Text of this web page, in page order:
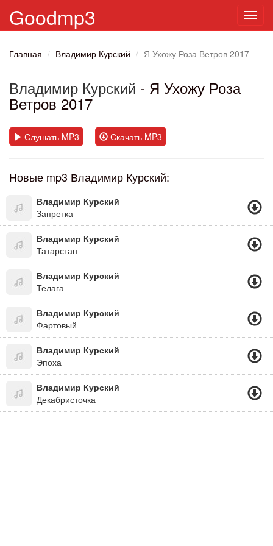
Goodmp3
Главная Владимир Курский Я Ухожу Роза Ветров 2017
Владимир Курский - Я Ухожу Роза
Ветров 2017
Слушать MP3 Скачать MP3
Новые mp3 Владимир Курский:
Владимир Курский
Запретка
Владимир Курский
Татарстан
Владимир Курский
Телага
Владимир Курский
Фартовый
Владимир Курский
Эпоха
Владимир Курский
Декабристочка